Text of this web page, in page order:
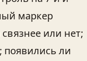
маркер
или нет;
появились ли